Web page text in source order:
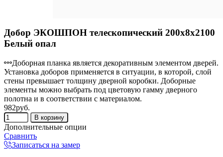
Добор ЭКОШПОН телескопический 200х8х2100
Белый опал
Доборная планка является декоративным элементом дверей.
Установка доборов применяется в ситуации, в которой, слой
стены превышает толщину дверной коробки. Доборные
элементы можно выбрать под цветовую гамму дверного
полотна и в соответствии с материалом.
982руб.
Дополнительные опции
Сравнить
Записаться на замер